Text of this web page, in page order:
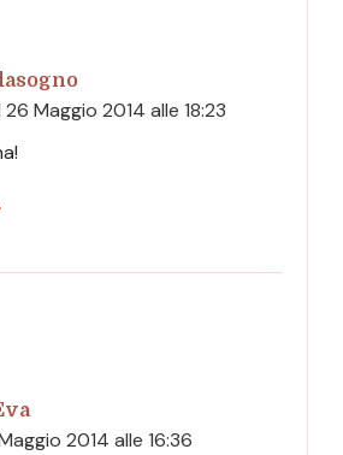
26 Maggio 2014 alle 18:23
2014 alle 16:36